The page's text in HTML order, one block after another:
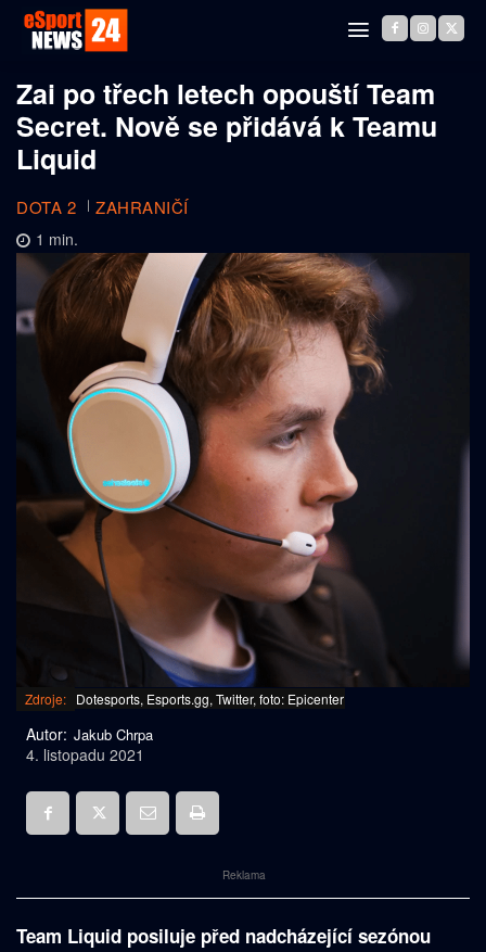
Zai po třech letech opouští Team
Secret. Nově se přidává k Teamu
Liquid
DOTA 2 ZAHRANIČÍ
1 min.
Zdroje: Dotesports, Esports.gg, Twitter, foto: Epicenter
Autor: Jakub Chrpa
4. listopadu 2021
Reklama
Team Liquid posiluje před nadcházející sezónou